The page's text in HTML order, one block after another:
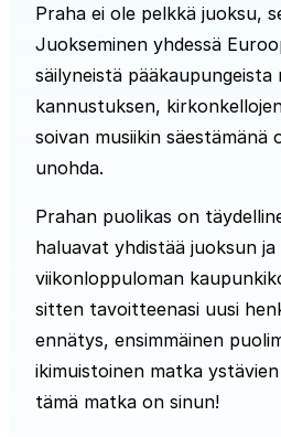
Praha ei ole pelkkä juoksu,
Juokseminen yhdessä
säilyneistä pääkaupungeista
kannustuksen,
soivan musiikin säestämänä
unohda.
Prahan puolikas on
haluavat yhdistää juoksun ja
viikonloppuloman
sitten tavoitteenasi uusi
ennätys, ensimmäinen
ikimuistoinen matka
tämä matka on sinun!